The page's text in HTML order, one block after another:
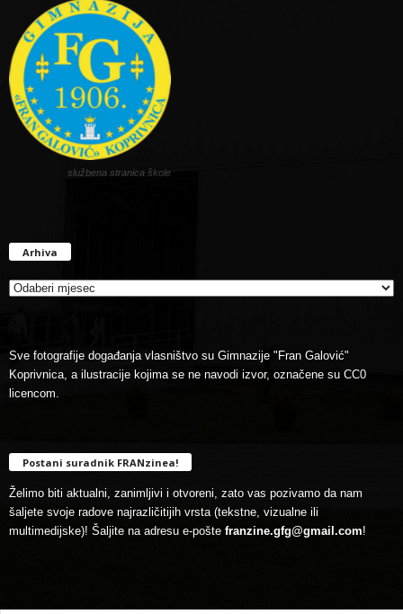
službena stranica škole
Arhiva
Sve fotografije događanja vlasništvo su Gimnazije "Fran Galović"
Koprivnica, a ilustracije kojima se ne navodi izvor, označene su CC0
licencom.
Postani suradnik FRANzinea!
Želimo biti aktualni, zanimljivi i otvoreni, zato vas pozivamo da nam
šaljete svoje radove najrazličitijih vrsta (tekstne, vizualne ili
multimedijske)! Šaljite na adresu e-pošte franzine.gfg@gmail.com!